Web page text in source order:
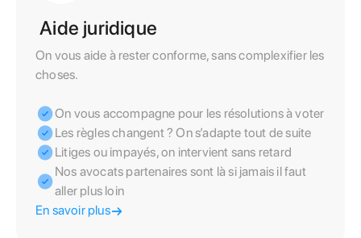
Aide juridique
On vous aide à rester conforme, sans complexifier les
choses.
On vous accompagne pour les résolutions à voter
Les règles changent ? On s’adapte tout de suite
Litiges ou impayés, on intervient sans retard
Nos avocats partenaires sont là si jamais il faut
aller plus loin
En savoir plus